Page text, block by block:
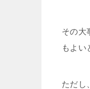
その大
もよい
ただし